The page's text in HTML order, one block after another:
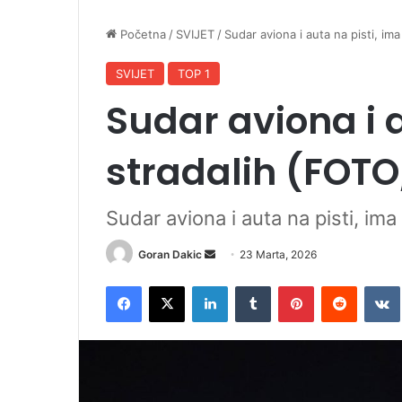
Početna / SVIJET / Sudar aviona i auta na pisti,
SVIJET TOP 1
Sudar aviona i
stradalih
Sudar aviona i auta na pisti,
Goran Dakic
d
a
23 Marta, 2026